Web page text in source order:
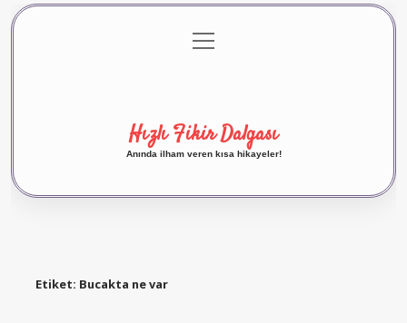
Gizlilik Politikası
menüyü
aç
Hızlı Fikir Dalgası
Anında ilham veren kısa hikayeler!
Etiket: Bucakta ne var